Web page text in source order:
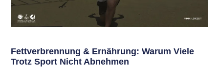
Fettverbrennung & Ernährung: Warum Viele
Trotz Sport Nicht Abnehmen